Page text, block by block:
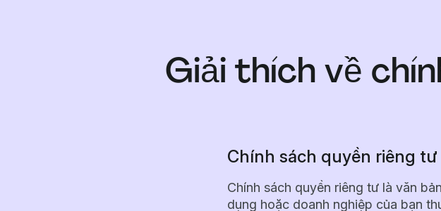
Giải thích về
Chính sách quyền riêng tư
Chính sách quyền riêng tư là văn
dụng hoặc doanh nghiệp của bạn